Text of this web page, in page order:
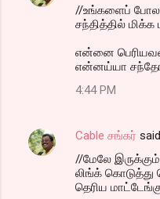
//உங்களைப் போல
சந்தித்தில் மிக்க
என்னை
என்னய்யா
4:44 PM
Cable சங்கர் said…
//மேலே இருக்கும்
லிங்க் கொடுத்து
தெரிய